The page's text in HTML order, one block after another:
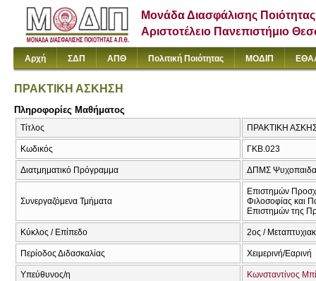
Μονάδα Διασφάλισης Ποιότητας
Αριστοτέλειο Πανεπιστήμιο
Αρχή ΣΔΠ ΑΠΘ Πολιτική Ποιότητας ΜΟΔΙΠ
ΠΡΑΚΤΙΚΗ ΑΣΚΗΣΗ
Πληροφορίες Μαθήματος
Τίτλος ΠΡΑΚΤΙΚΗ
Κωδικός ΓΚΒ.023
Διατμηματικό Πρόγραμμα ΔΠΜΣ
Συνεργαζόμενα Τμήματα
Επιστημών
Φιλοσοφίας και
Επιστημών της
Κύκλος / Επίπεδο 2ος /
Περίοδος Διδασκαλίας Χειμερινή/Εαρινή
Υπεύθυνος/η Κωνσταντίνος